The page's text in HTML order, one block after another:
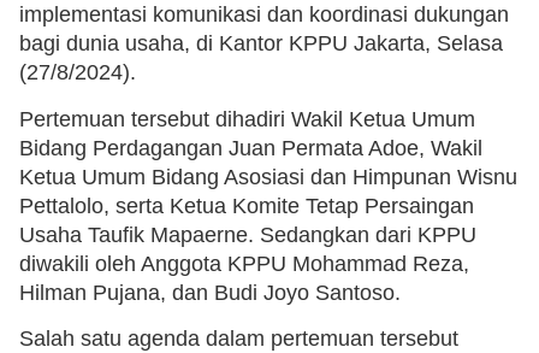
implementasi komunikasi dan koordinasi dukungan
bagi dunia usaha, di Kantor KPPU Jakarta, Selasa
(27/8/2024).
Pertemuan tersebut dihadiri Wakil Ketua Umum
Bidang Perdagangan Juan Permata Adoe, Wakil
Ketua Umum Bidang Asosiasi dan Himpunan Wisnu
Pettalolo, serta Ketua Komite Tetap Persaingan
Usaha Taufik Mapaerne. Sedangkan dari KPPU
diwakili oleh Anggota KPPU Mohammad Reza,
Hilman Pujana, dan Budi Joyo Santoso.
Salah satu agenda dalam pertemuan tersebut